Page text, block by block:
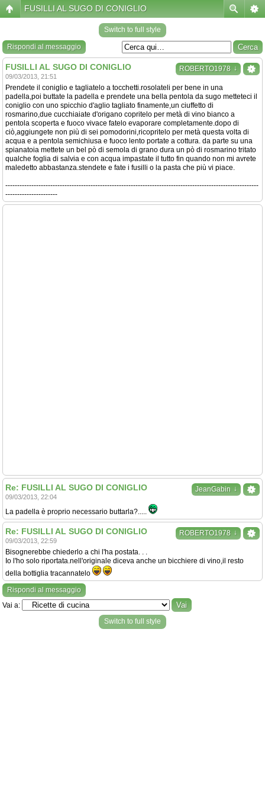
FUSILLI AL SUGO DI CONIGLIO
Switch to full style
Rispondi al messaggio
ROBERTO1978 ↓
FUSILLI AL SUGO DI CONIGLIO
09/03/2013, 21:51
Prendete il coniglio e tagliatelo a tocchetti.rosolateli per bene in una
padella,poi buttate la padella e prendete una bella pentola da sugo metteteci il
coniglio con uno spicchio d'aglio tagliato finamente,un ciuffetto di
rosmarino,due cucchiaiate d'origano copritelo per metà di vino bianco a
pentola scoperta e fuoco vivace fatelo evaporare completamente.dopo di
ciò,aggiungete non più di sei pomodorini,ricopritelo per metà questa volta di
acqua e a pentola semichiusa e fuoco lento portate a cottura. da parte su una
spianatoia mettete un bel pò di semola di grano dura un pò di rosmarino tritato
qualche foglia di salvia e con acqua impastate il tutto fin quando non mi avrete
maledetto abbastanza.stendete e fate i fusilli o la pasta che più vi piace.
-----------------------------------------------------------------------------------------------------------
----------------------
JeanGabin ↓
Re: FUSILLI AL SUGO DI CONIGLIO
09/03/2013, 22:04
La padella è proprio necessario buttarla?.....
ROBERTO1978 ↓
Re: FUSILLI AL SUGO DI CONIGLIO
09/03/2013, 22:59
Bisognerebbe chiederlo a chi l'ha postata. . .
Io l'ho solo riportata.nell'originale diceva anche un bicchiere di vino,il resto
della bottiglia tracannatelo
Rispondi al messaggio
Vai a:
Switch to full style